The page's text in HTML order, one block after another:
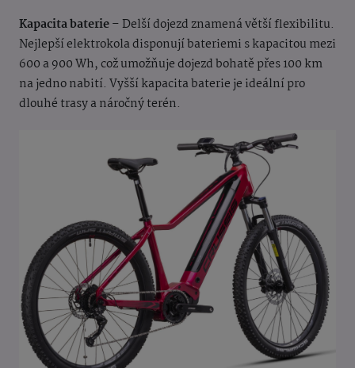
Kapacita baterie– Delší dojezd znamená větší flexibilitu.
Nejlepší elektrokola disponují bateriemi s kapacitou mezi
600 a 900 Wh, což umožňuje dojezd bohatě přes 100 km
na jedno nabití. Vyšší kapacita baterie je ideální pro
dlouhé trasy a náročný terén.